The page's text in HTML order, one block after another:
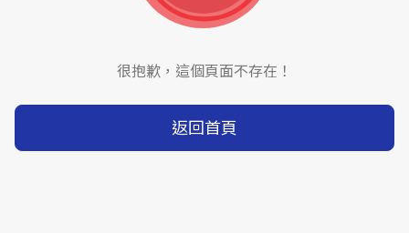
很抱歉，這個頁面不存在！
返回首頁